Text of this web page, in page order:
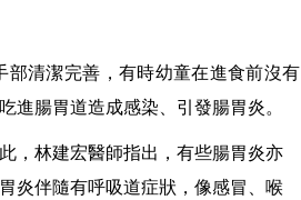
清潔完善，有時幼童在進食前沒有
進腸胃道造成感染、引發腸胃炎。
，林建宏醫師指出，有些腸胃炎亦
炎伴隨有呼吸道症狀，像感冒、喉